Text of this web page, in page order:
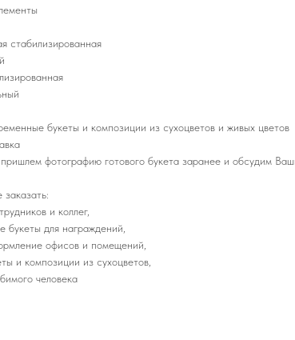
стабилизированная
букеты и композиции из сухоцветов и живых цветов
фотографию готового букета заранее и обсудим
и коллег,
букеты для награждений,
офисов и помещений,
и композиции из сухоцветов,
человека